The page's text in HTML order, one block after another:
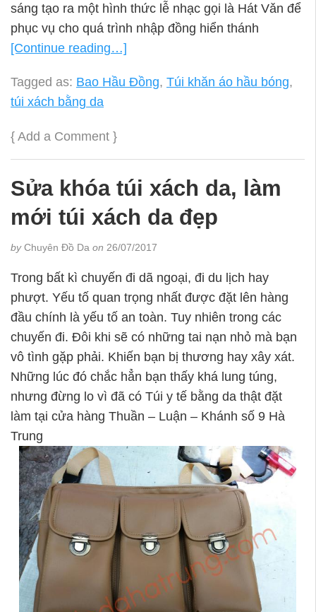
sáng tạo ra một hình thức lễ nhạc gọi là Hát Vǎn để
phục vụ cho quá trình nhập đồng hiển thánh
[Continue reading…]
Tagged as: Bao Hầu Đồng, Túi khăn áo hầu bóng,
túi xách bằng da
{ Add a Comment }
Sửa khóa túi xách da, làm
mới túi xách da đẹp
byChuyên Đồ Da on 26/07/2017
Trong bất kì chuyến đi dã ngoại, đi du lịch hay
phượt. Yếu tố quan trọng nhất được đặt lên hàng
đầu chính là yếu tố an toàn. Tuy nhiên trong các
chuyến đi. Đôi khi sẽ có những tai nạn nhỏ mà bạn
vô tình gặp phải. Khiến bạn bị thương hay xây xát.
Những lúc đó chắc hẳn bạn thấy khá lung túng,
nhưng đừng lo vì đã có Túi y tế bằng da thật đặt
làm tại cửa hàng Thuần – Luận – Khánh số 9 Hà
Trung